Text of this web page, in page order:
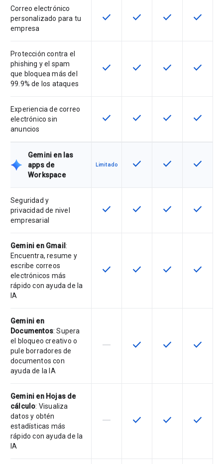
Correo electrónico
personalizado para tu
empresa
Esta función está disponible en
check Esta función está
check Esta función
check Esta
check
Protección contra el
phishing y el spam
que bloquea más del
99.9% de los ataques
Esta función está disponible en
check Esta función está
check Esta función
check Esta
check
Experiencia de correo
electrónico sin
anuncios
Esta función está disponible en
check Esta función está
check Esta función
check Esta
check
Gemini en las
apps de
Workspace
Limitado Esta función está
check Esta función
check Esta
check
Seguridad y
privacidad de nivel
empresarial
Esta función está disponible en
check Esta función está
check Esta función
check Esta
check
Gemini en Gmail :
Encuentra, resume y
escribe correos
electrónicos más
rápido con ayuda de la
IA
Esta función está disponible en
check Esta función está
check Esta función
check Esta
check
Gemini en
Documentos: Supera
el bloqueo creativo o
pule borradores de
documentos con
ayuda de la IA
Esta función no está disponible en
horizontal_rule Esta función está
check Esta función
check Esta
check
Gemini en Hojas de
cálculo: Visualiza
datos y obtén
estadísticas más
rápido con ayuda de la
IA
Esta función no está disponible en
horizontal_rule Esta función está
check Esta función
check Esta
check